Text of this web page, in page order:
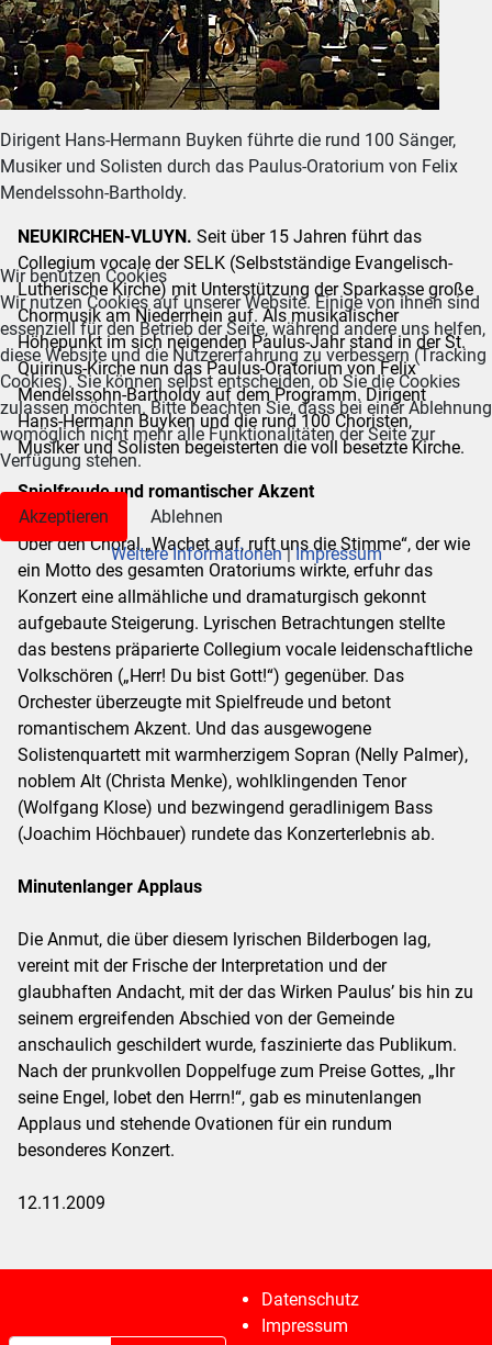
Dirigent Hans-Hermann Buyken führte die rund 100 Sänger,
Musiker und Solisten durch das Paulus-Oratorium von Felix
Mendelssohn-Bartholdy.
NEUKIRCHEN-VLUYN. Seit über 15 Jahren führt das
Collegium vocale der SELK (Selbstständige Evangelisch-
Lutherische Kirche) mit Unterstützung der Sparkasse große
Chormusik am Niederrhein auf. Als musikalischer
Höhepunkt im sich neigenden Paulus-Jahr stand in der St.
Quirinus-Kirche nun das Paulus-Oratorium von Felix
Mendelssohn-Bartholdy auf dem Programm. Dirigent
Hans-Hermann Buyken und die rund 100 Choristen,
Musiker und Solisten begeisterten die voll besetzte Kirche.
Spielfreude und romantischer Akzent
Über den Choral „Wachet auf, ruft uns die Stimme“, der wie
ein Motto des gesamten Oratoriums wirkte, erfuhr das
Konzert eine allmähliche und dramaturgisch gekonnt
aufgebaute Steigerung. Lyrischen Betrachtungen stellte
das bestens präparierte Collegium vocale leidenschaftliche
Volkschören („Herr! Du bist Gott!“) gegenüber. Das
Orchester überzeugte mit Spielfreude und betont
romantischem Akzent. Und das ausgewogene
Solistenquartett mit warmherzigem Sopran (Nelly Palmer),
noblem Alt (Christa Menke), wohlklingenden Tenor
(Wolfgang Klose) und bezwingend geradlinigem Bass
(Joachim Höchbauer) rundete das Konzerterlebnis ab.
Minutenlanger Applaus
Die Anmut, die über diesem lyrischen Bilderbogen lag,
vereint mit der Frische der Interpretation und der
glaubhaften Andacht, mit der das Wirken Paulus’ bis hin zu
seinem ergreifenden Abschied von der Gemeinde
anschaulich geschildert wurde, faszinierte das Publikum.
Nach der prunkvollen Doppelfuge zum Preise Gottes, „Ihr
seine Engel, lobet den Herrn!“, gab es minutenlangen
Applaus und stehende Ovationen für ein rundum
besonderes Konzert.
12.11.2009
Datenschutz
Impressum
Wir benutzen Cookies
Wir nutzen Cookies auf unserer Website. Einige von ihnen sind
essenziell für den Betrieb der Seite, während andere uns helfen,
diese Website und die Nutzererfahrung zu verbessern (Tracking
Cookies). Sie können selbst entscheiden, ob Sie die Cookies
zulassen möchten. Bitte beachten Sie, dass bei einer Ablehnung
womöglich nicht mehr alle Funktionalitäten der Seite zur
Verfügung stehen.
Akzeptieren
Ablehnen
Weitere Informationen|Impressum